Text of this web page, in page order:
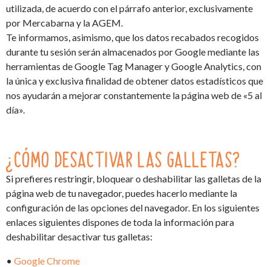
utilizada, de acuerdo con el párrafo anterior, exclusivamente
por Mercabarna y la AGEM.
Te informamos, asimismo, que los datos recabados recogidos
durante tu sesión serán almacenados por Google mediante las
herramientas de Google Tag Manager y Google Analytics, con
la única y exclusiva finalidad de obtener datos estadísticos que
nos ayudarán a mejorar constantemente la página web de «5 al
día».
¿CÓMO DESACTIVAR LAS GALLETAS?
Si prefieres restringir, bloquear o deshabilitar las galletas de la
página web de tu navegador, puedes hacerlo mediante la
configuración de las opciones del navegador. En los siguientes
enlaces siguientes dispones de toda la información para
deshabilitar desactivar tus galletas:
• Google Chrome